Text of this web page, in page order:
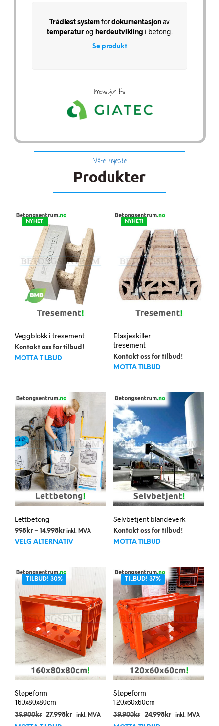
Trådløst systemfordokumentasjonav
temperaturog herdeutvikling i betong.
Se produkt
Innovasjon fra
Våre nyeste
Produkter
NYHET!
Veggblokk i tresement
Kontakt oss for tilbud!
MOTTA TILBUD
NYHET!
Etasjeskiller i
tresement
Kontakt oss for tilbud!
MOTTA TILBUD
Lettbetong
998 kr – 14.998 krPrisområde:
998kr
inkl. MVA
VELG ALTERNATIV
Dette
flere
varianter.
Alternativene
kan
velges
produktsiden
Selvbetjent blandeverk
Kontakt oss for tilbud!
MOTTA TILBUD
TILBUD! 30%
Støpeform
160x80x80cm
39.900kr
Opprinnelig
pris
27.998 kr
Nåværende
inkl. MVA
TILBUD! 37%
Støpeform
120x60x60cm
39.900kr
Opprinnelig
pris
24.998kr
Nåværende
inkl. MVA